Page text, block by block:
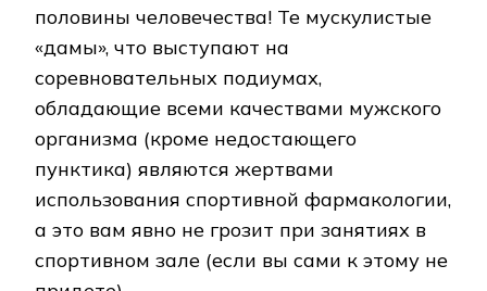
половины человечества! Те мускулистые
«дамы», что выступают на
соревновательных подиумах,
обладающие всеми качествами мужского
организма (кроме недостающего
пунктика) являются жертвами
использования спортивной фармакологии,
а это вам явно не грозит при занятиях в
спортивном зале (если вы сами к этому не